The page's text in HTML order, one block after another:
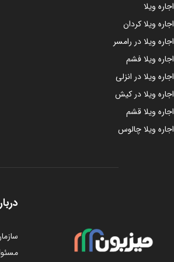
اجاره ویلا
اجاره ویلا کردان
اجاره ویلا در رامسر
اجاره ویلا فشم
اجاره ویلا در انزلی
اجاره ویلا در کیش
اجاره ویلا قشم
اجاره ویلا چالوس